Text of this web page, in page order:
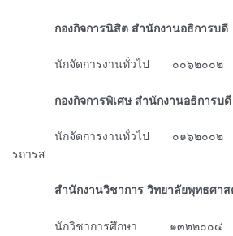
ᅠᅠᅠᅠกองกิจการนิสิต สำนักงานอธิการบดี
ᅠᅠᅠᅠนักจัดการงานทั่วไป ๐๐๖๒๐๐๒
ᅠᅠᅠᅠกองกิจการพิเศษ สำนักงานอธิการบดี
ᅠᅠᅠᅠนักจัดการงานทั่วไป ๐๑๖๒๐๐๒
รถารส
ᅠᅠᅠᅠสำนักงานวิชาการ วิทยาลัยพุทธศา
ᅠᅠᅠᅠนักวิชาการศึกษา ๑๓๒๒๐๐๔